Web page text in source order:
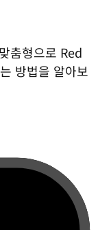
춤형으로 Red
방법을 알아보